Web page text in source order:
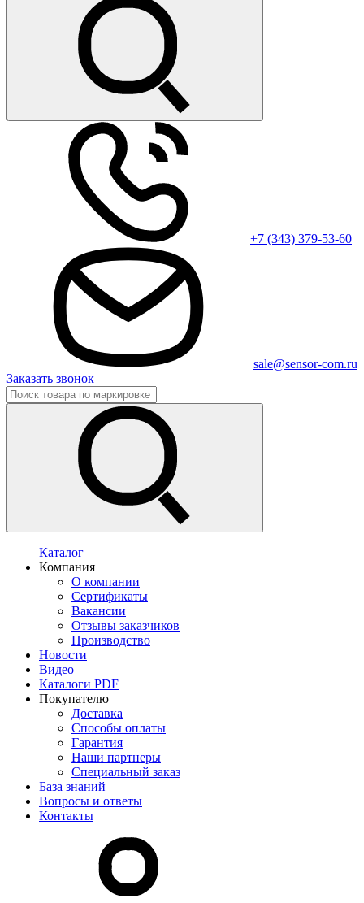
+7 (343) 379-53-60
sale@sensor-com.ru
Заказать звонок
Каталог
Компания
О компании
Сертификаты
Вакансии
Отзывы заказчиков
Производство
Новости
Видео
Каталоги PDF
Покупателю
Доставка
Способы оплаты
Гарантия
Наши партнеры
Специальный заказ
База знаний
Вопросы и ответы
Контакты